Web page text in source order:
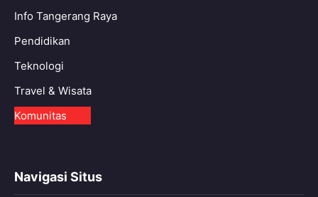
Info Tangerang Raya
Pendidikan
Teknologi
Travel & Wisata
Komunitas
Navigasi Situs